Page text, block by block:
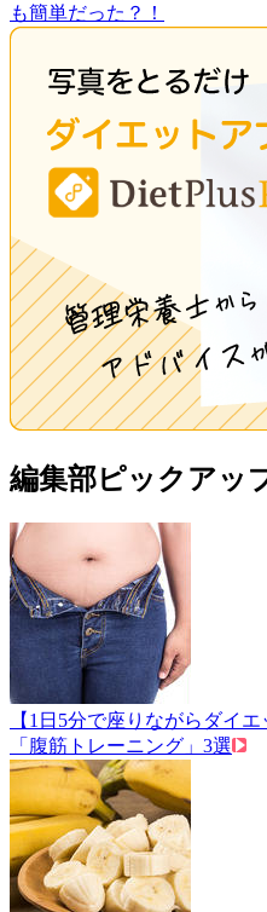
も簡単だった？！
編集部ピックアッ
【1日5分で座りながらダイ
「腹筋トレーニング」3選